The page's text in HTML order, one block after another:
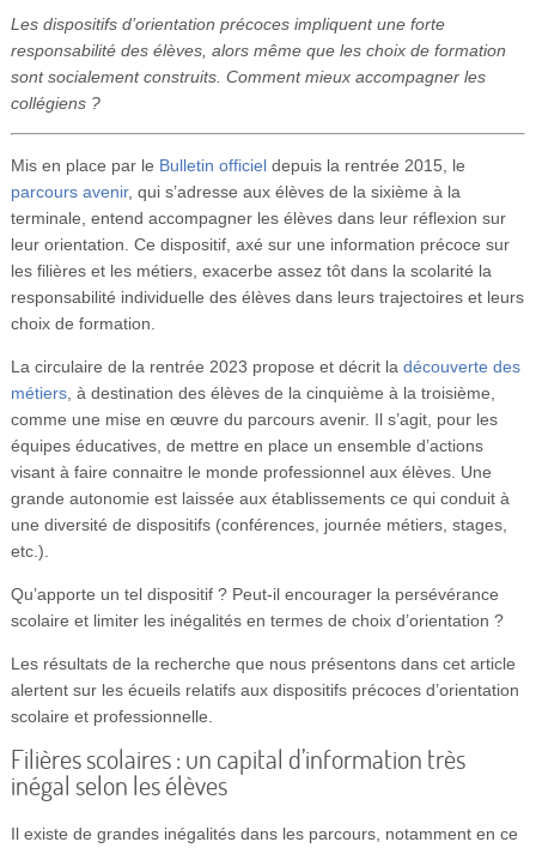
Se connecter
Les dispositifs d’orientation précoces impliquent une forte
responsabilité des élèves, alors même que les choix de formation
sont socialement construits. Comment mieux accompagner les
collégiens ?
Mis en place par le Bulletin officieldepuis la rentrée 2015, le
parcours avenir, qui s’adresse aux élèves de la sixième à la
terminale, entend accompagner les élèves dans leur réflexion sur
leur orientation. Ce dispositif, axé sur une information précoce sur
les filières et les métiers, exacerbe assez tôt dans la scolarité la
responsabilité individuelle des élèves dans leurs trajectoires et leurs
choix de formation.
La circulaire de la rentrée 2023 propose et décrit la découverte des
métiers, à destination des élèves de la cinquième à la troisième,
comme une mise en œuvre du parcours avenir. Il s’agit, pour les
équipes éducatives, de mettre en place un ensemble d’actions
visant à faire connaitre le monde professionnel aux élèves. Une
grande autonomie est laissée aux établissements ce qui conduit à
une diversité de dispositifs (conférences, journée métiers, stages,
etc.).
Qu’apporte un tel dispositif ? Peut-il encourager la persévérance
scolaire et limiter les inégalités en termes de choix d’orientation ?
Les résultats de la recherche que nous présentons dans cet article
alertent sur les écueils relatifs aux dispositifs précoces d’orientation
scolaire et professionnelle.
Filières scolaires : un capital d’information très
inégal selon les élèves
Il existe de grandes inégalités dans les parcours, notamment en ce